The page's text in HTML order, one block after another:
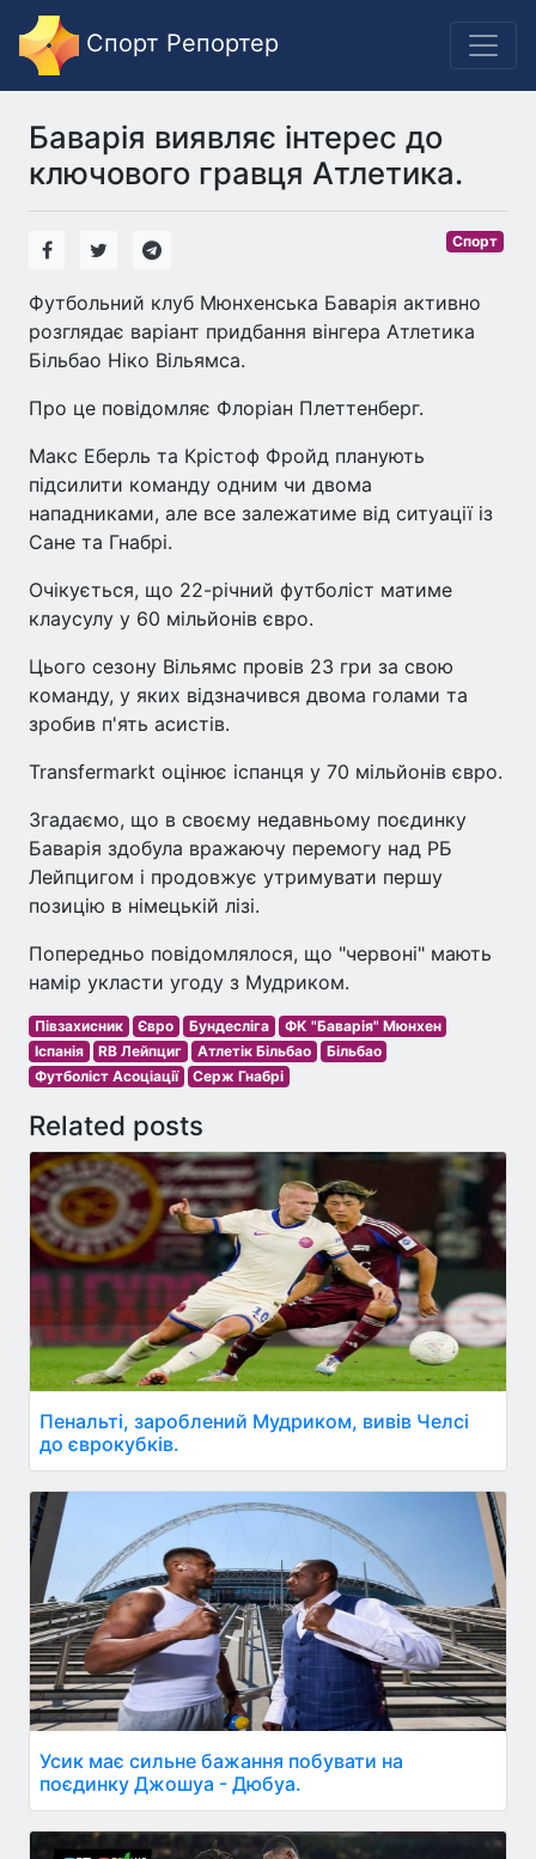
Спорт Репортер
Баварія виявляє інтерес до
ключового гравця Атлетика.
Спорт
Футбольний клуб Мюнхенська Баварія активно
розглядає варіант придбання вінгера Атлетика
Більбао Ніко Вільямса.
Про це повідомляє Флоріан Плеттенберг.
Макс Еберль та Крістоф Фройд планують
підсилити команду одним чи двома
нападниками, але все залежатиме від ситуації із
Сане та Гнабрі.
Очікується, що 22-річний футболіст матиме
клаусулу у 60 мільйонів євро.
Цього сезону Вільямс провів 23 гри за свою
команду, у яких відзначився двома голами та
зробив п'ять асистів.
Transfermarkt оцінює іспанця у 70 мільйонів євро.
Згадаємо, що в своєму недавньому поєдинку
Баварія здобула вражаючу перемогу над РБ
Лейпцигом і продовжує утримувати першу
позицію в німецькій лізі.
Попередньо повідомлялося, що "червоні" мають
намір укласти угоду з Мудриком.
Півзахисник Євро Бундесліга
ФК "Баварія" Мюнхен
Іспанія
RB Лейпциг Атлетік Більбао
Більбао
Футболіст Асоціації
Серж Гнабрі
Related posts
Пенальті, зароблений Мудриком, вивів Челсі
до єврокубків.
Усик має сильне бажання побувати на
поєдинку Джошуа - Дюбуа.